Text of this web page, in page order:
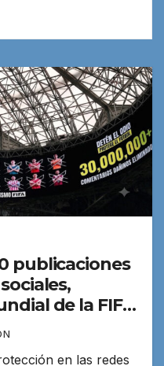
publicaciones
de la FIFA
en las redes